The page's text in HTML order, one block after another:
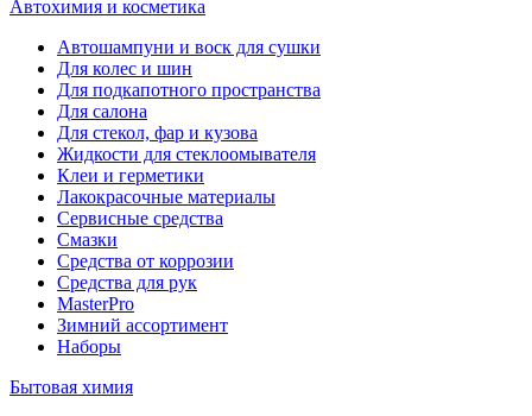
Автохимия и косметика
Автошампуни и воск для сушки
Для колес и шин
Для подкапотного пространства
Для салона
Для стекол, фар и кузова
Жидкости для стеклоомывателя
Клеи и герметики
Лакокрасочные материалы
Сервисные средства
Смазки
Средства от коррозии
Средства для рук
MasterPro
Зимний ассортимент
Наборы
Бытовая химия